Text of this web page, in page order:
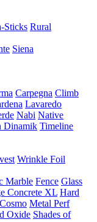
Sticks Rural
Siena
Carpegna Climb
Lavaredo
Nabi Native
Dinamik Timeline
Wrinkle Foil
Marble Fence Glass
Concrete XL Hard
Metal Perf
Oxide Shades of